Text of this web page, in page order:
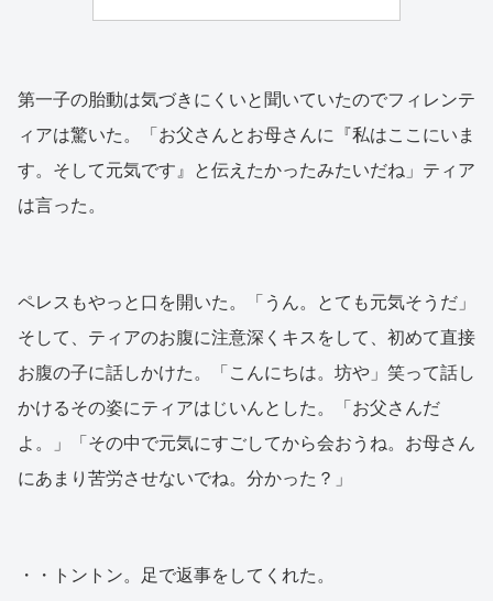
第一子の胎動は気づきにくいと聞いていたのでフィレンテ
ィアは驚いた。「お父さんとお母さんに『私はここにいま
す。そして元気です』と伝えたかったみたいだね」ティア
は言った。
ペレスもやっと口を開いた。「うん。とても元気そうだ」
そして、ティアのお腹に注意深くキスをして、初めて直接
お腹の子に話しかけた。「こんにちは。坊や」笑って話し
かけるその姿にティアはじいんとした。「お父さんだ
よ。」「その中で元気にすごしてから会おうね。お母さん
にあまり苦労させないでね。分かった？」
・・トントン。足で返事をしてくれた。